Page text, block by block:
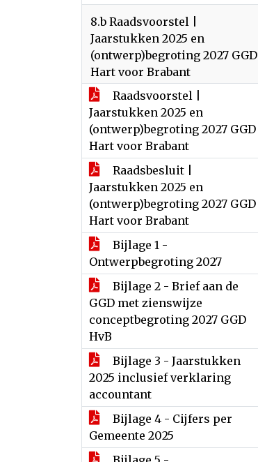
8.b Raadsvoorstel |
Jaarstukken 2025 en
(ontwerp)begroting 2027 GGD
Hart voor Brabant
Raadsvoorstel |
Jaarstukken 2025 en
(ontwerp)begroting 2027 GGD
Hart voor Brabant
Raadsbesluit |
Jaarstukken 2025 en
(ontwerp)begroting 2027 GGD
Hart voor Brabant
Bijlage 1 -
Ontwerpbegroting 2027
Bijlage 2 - Brief aan de
GGD met zienswijze
conceptbegroting 2027 GGD
HvB
Bijlage 3 - Jaarstukken
2025 inclusief verklaring
accountant
Bijlage 4 - Cijfers per
Gemeente 2025